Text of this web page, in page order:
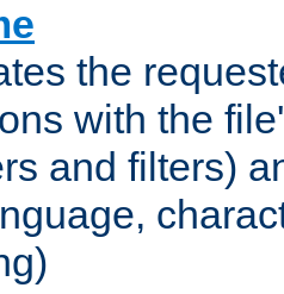
the
with the
and filters)